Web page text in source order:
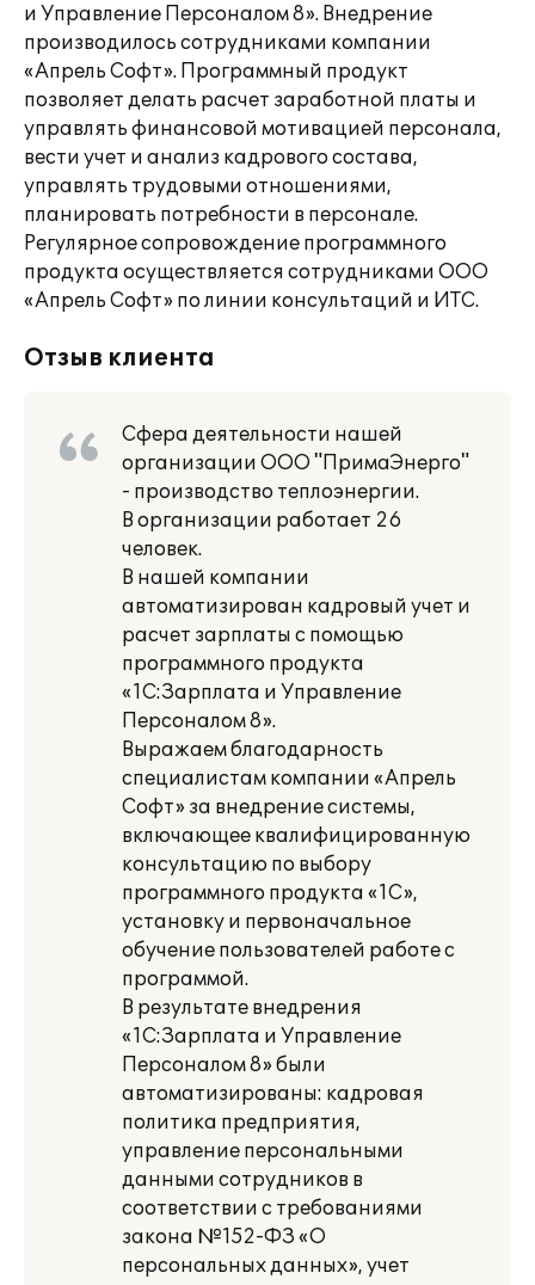
и Управление Персоналом 8». Внедрение
производилось сотрудниками компании
«Апрель Софт». Программный продукт
позволяет делать расчет заработной платы и
управлять финансовой мотивацией персонала,
вести учет и анализ кадрового состава,
управлять трудовыми отношениями,
планировать потребности в персонале.
Регулярное сопровождение программного
продукта осуществляется сотрудниками ООО
«Апрель Софт» по линии консультаций и ИТС.
Отзыв клиента
Сфера деятельности нашей
организации ООО "ПримаЭнерго"
- производство теплоэнергии.
В организации работает 26
человек.
В нашей компании
автоматизирован кадровый учет и
расчет зарплаты с помощью
программного продукта
«1С:Зарплата и Управление
Персоналом 8».
Выражаем благодарность
специалистам компании «Апрель
Софт» за внедрение системы,
включающее квалифицированную
консультацию по выбору
программного продукта «1С»,
установку и первоначальное
обучение пользователей работе с
программой.
В результате внедрения
«1С:Зарплата и Управление
Персоналом 8» были
автоматизированы: кадровая
политика предприятия,
управление персональными
данными сотрудников в
соответствии с требованиями
закона №152-ФЗ «О
персональных данных», учет